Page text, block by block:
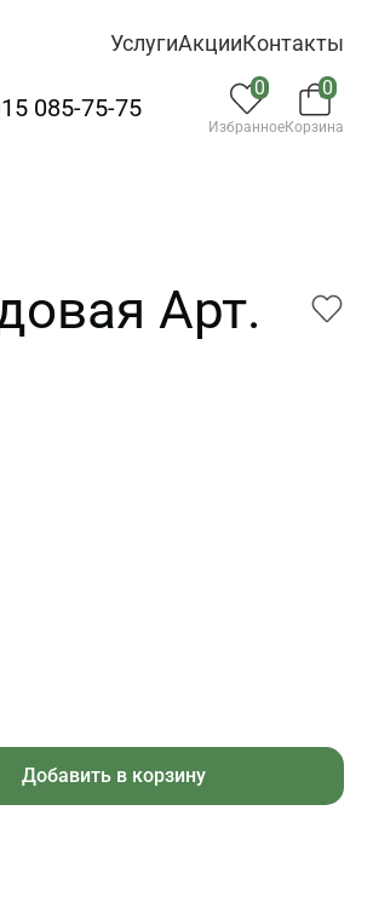
УслугиАкцииКонтакты
085-75-75
0
Избранное
0
Корзина
Арт.
Добавить в корзину